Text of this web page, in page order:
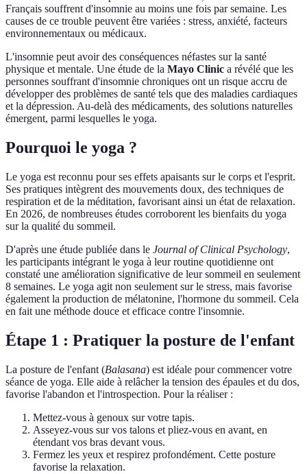
Français souffrent d'insomnie au moins une fois par semaine. Les
causes de ce trouble peuvent être variées : stress, anxiété, facteurs
environnementaux ou médicaux.
L'insomnie peut avoir des conséquences néfastes sur la santé
physique et mentale. Une étude de la Mayo Clinic a révélé que les
personnes souffrant d'insomnie chroniques ont un risque accru de
développer des problèmes de santé tels que des maladies cardiaques
et la dépression. Au-delà des médicaments, des solutions naturelles
émergent, parmi lesquelles le yoga.
Pourquoi le yoga ?
Le yoga est reconnu pour ses effets apaisants sur le corps et l'esprit.
Ses pratiques intègrent des mouvements doux, des techniques de
respiration et de la méditation, favorisant ainsi un état de relaxation.
En 2026, de nombreuses études corroborent les bienfaits du yoga
sur la qualité du sommeil.
D'après une étude publiée dans le Journal of Clinical Psychology,
les participants intégrant le yoga à leur routine quotidienne ont
constaté une amélioration significative de leur sommeil en seulement
8 semaines. Le yoga agit non seulement sur le stress, mais favorise
également la production de mélatonine, l'hormone du sommeil. Cela
en fait une méthode douce et efficace contre l'insomnie.
Étape 1 : Pratiquer la posture de l'enfant
La posture de l'enfant (Balasana) est idéale pour commencer votre
séance de yoga. Elle aide à relâcher la tension des épaules et du dos,
favorise l'abandon et l'introspection. Pour la réaliser :
Mettez-vous à genoux sur votre tapis.
Asseyez-vous sur vos talons et pliez-vous en avant, en
étendant vos bras devant vous.
Fermez les yeux et respirez profondément. Cette posture
favorise la relaxation.